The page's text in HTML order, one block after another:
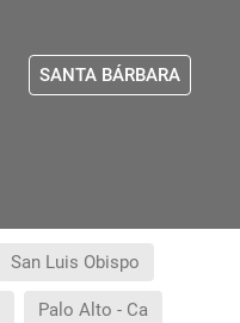
SANTA BÁRBARA
San Luis Obispo
Palo Alto - Ca